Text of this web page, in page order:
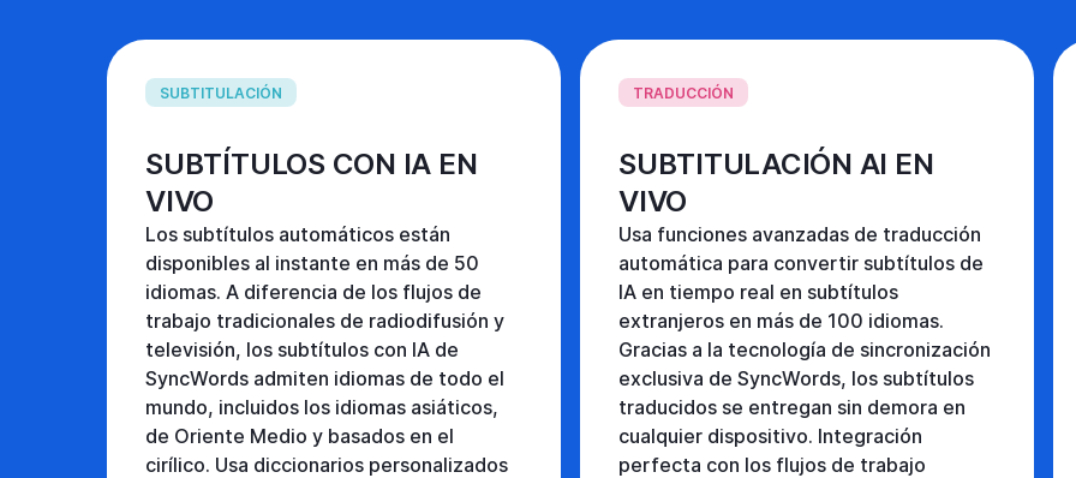
SUBTITULACIÓN
SUBTÍTULOS CON IA EN
VIVO
Los subtítulos automáticos están
disponibles al instante en más de 50
idiomas. A diferencia de los flujos de
trabajo tradicionales de radiodifusión y
televisión, los subtítulos con IA de
SyncWords admiten idiomas de todo el
mundo, incluidos los idiomas asiáticos,
de Oriente Medio y basados en el
cirílico. Usa diccionarios personalizados
TRADUCCIÓN
SUBTITULACIÓN AI EN
VIVO
Usa funciones avanzadas de traducción
automática para convertir subtítulos de
IA en tiempo real en subtítulos
extranjeros en más de 100 idiomas.
Gracias a la tecnología de sincronización
exclusiva de SyncWords, los subtítulos
traducidos se entregan sin demora en
cualquier dispositivo. Integración
perfecta con los flujos de trabajo